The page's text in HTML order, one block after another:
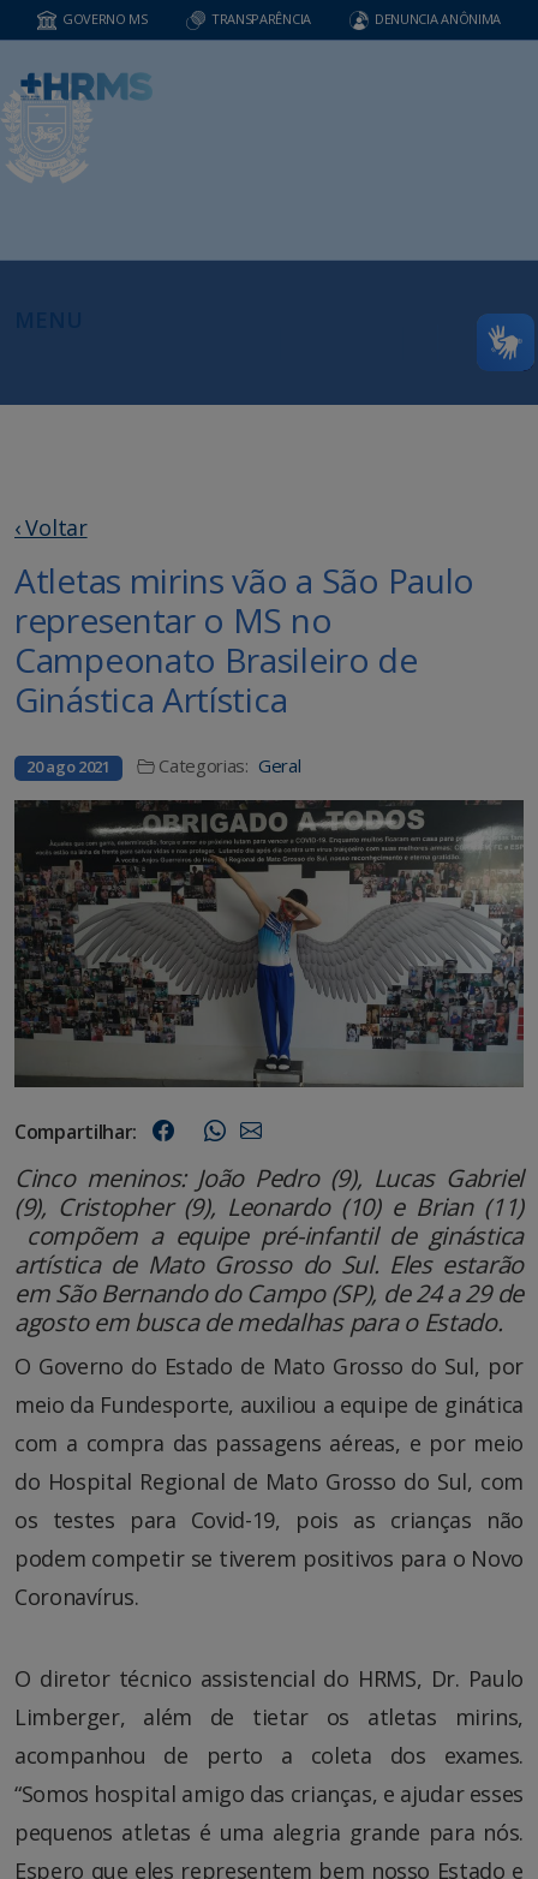
GOVERNO MS TRANSPARÊNCIA DENUNCIA ANÔNIMA
‹ Voltar
Atletas mirins vão a São Paulo
representar o MS no
Campeonato Brasileiro de
Ginástica Artística
20 ago 2021 Categorias: Geral
Compartilhar:
Cinco meninos: João Pedro (9), Lucas Gabriel
(9), Cristopher (9), Leonardo (10) e Brian (11)
compõem a equipe pré-infantil de ginástica
artística de Mato Grosso do Sul. Eles estarão
em São Bernando do Campo (SP), de 24 a 29 de
agosto em busca de medalhas para o Estado.
O Governo do Estado de Mato Grosso do Sul, por
meio da Fundesporte, auxiliou a equipe de ginática
com a compra das passagens aéreas, e por meio
do Hospital Regional de Mato Grosso do Sul, com
os testes para Covid-19, pois as crianças não
podem competir se tiverem positivos para o Novo
Coronavírus.
O diretor técnico assistencial do HRMS, Dr. Paulo
Limberger, além de tietar os atletas mirins,
acompanhou de perto a coleta dos exames.
“Somos hospital amigo das crianças, e ajudar esses
pequenos atletas é uma alegria grande para nós.
Espero que eles representem bem nosso Estado e